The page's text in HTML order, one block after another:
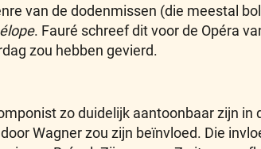
van de dodenmissen (die meestal
. Fauré schreef dit voor de Opéra
zou hebben gevierd.
zo duidelijk aantoonbaar zijn in
Wagner zou zijn beïnvloed. Die